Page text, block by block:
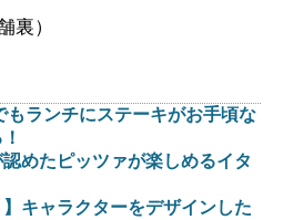
裏）
もランチにステーキがお手頃な
認めたピッツァが楽しめるイタ
】キャラクターをデザインした